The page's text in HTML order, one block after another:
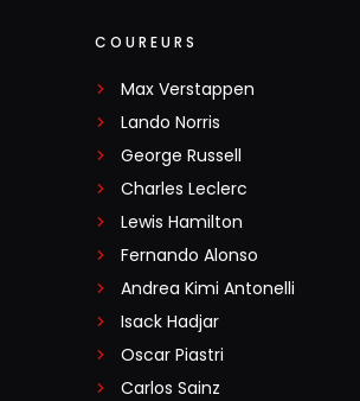
COUREURS
Max Verstappen
Lando Norris
George Russell
Charles Leclerc
Lewis Hamilton
Fernando Alonso
Andrea Kimi Antonelli
Isack Hadjar
Oscar Piastri
Carlos Sainz